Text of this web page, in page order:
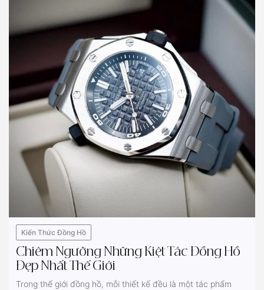
Kiến Thức Đồng Hồ
Chiêm Ngưỡng Những Kiệt Tác Đồng Hồ
Đẹp Nhất Thế Giới
Trong thế giới đồng hồ, mỗi thiết kế đều là một tác phẩm